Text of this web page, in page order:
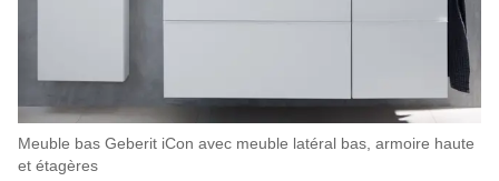
Meuble bas Geberit iCon avec meuble latéral bas, armoire haute
et étagères